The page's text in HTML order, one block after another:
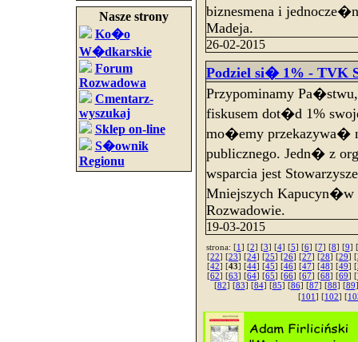
Nasze strony
Ko�o
W�dkarskie
Forum
Rozwadowa
Cmentarz-
wyszukaj
Sklep on-line
S�ownik
Regionu
biznesmena i
Madeja.
26-02-2015
Podziel si� 1% - TVK
Przypominamy
fiskusem dot�d 1%
mo�emy przekazywa�
publicznego. Jedn� z
wsparcia jest
Mniejszych
Rozwadowie.
19-03-2015
strona: [1] [2] [3] [4] [5] [6] [7] [8] [9] [
[22] [23] [24] [25] [26] [27] [28] [29] [
[42] [43] [44] [45] [46] [47] [48] [49] [
[62] [63] [64] [65] [66] [67] [68] [69] [
[82] [83] [84] [85] [86] [87] [88] [89
[101] [102] [